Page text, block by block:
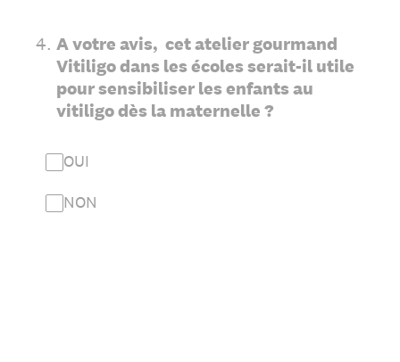
4. A votre avis, cet atelier gourmand
Vitiligo dans les écoles serait-il utile
pour sensibiliser les enfants au
vitiligo dès la maternelle ?
OUI
NON